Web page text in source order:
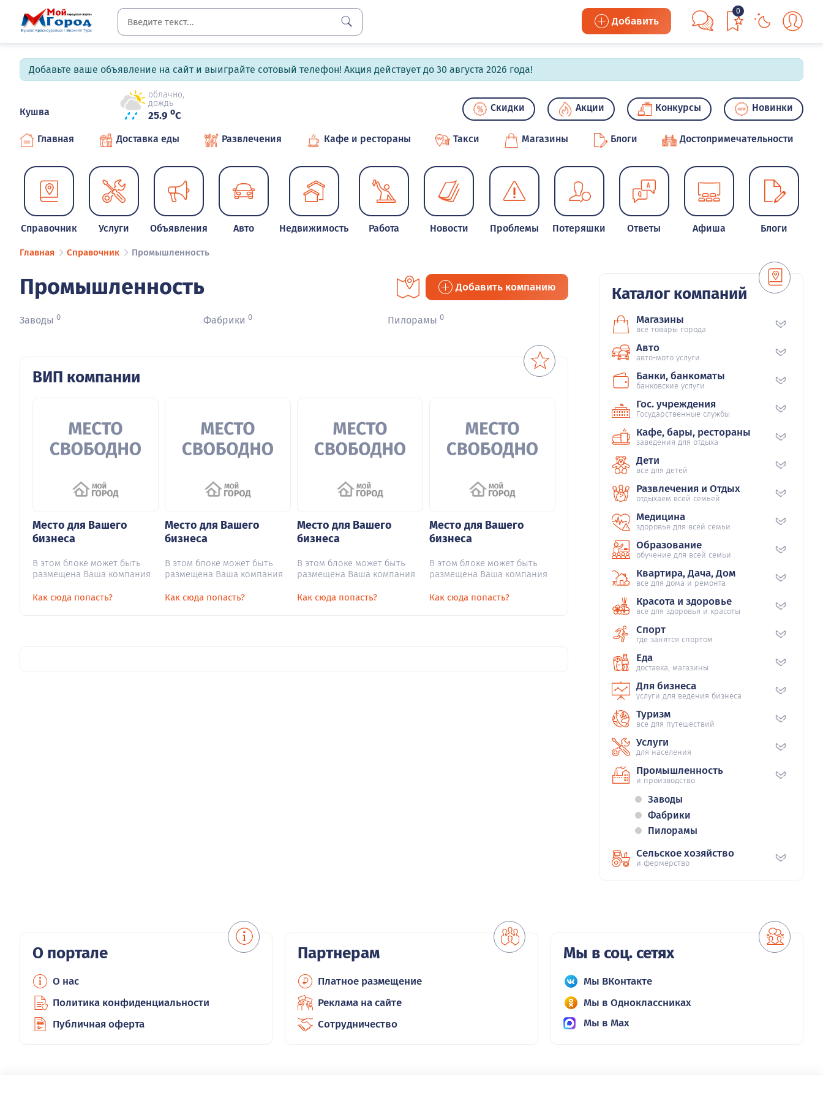
Добавить
0
Добавьте ваше объявление на сайт и выиграйте сотовый телефон! Акция действует до 30 августа 2026 года!
Кушва
облачно,
дождь
25.9 oC
Скидки Акции Конкурсы Новинки
Главная Доставка еды Развлечения Кафе и рестораны Такси Магазины Блоги Достопримечательности
Справочник Услуги Объявления Авто Недвижимость Работа Новости Проблемы Потеряшки Ответы Афиша Блоги
Главная Справочник Промышленность
Промышленность Добавить компанию
Заводы 0 Фабрики 0 Пилорамы 0
ВИП компании
Место для Вашего
бизнеса
В этом блоке может быть
размещена Ваша компания
Как сюда попасть?
Место для Вашего
бизнеса
В этом блоке может быть
размещена Ваша компания
Как сюда попасть?
Место для Вашего
бизнеса
В этом блоке может быть
размещена Ваша компания
Как сюда попасть?
Место для Вашего
бизнеса
В этом блоке может быть
размещена Ваша компания
Как сюда попасть?
Каталог компаний
Магазины
все товары города
Авто
авто-мото услуги
Банки, банкоматы
банковские услуги
Гос. учреждения
Государственные службы
Кафе, бары, рестораны
заведения для отдыха
Дети
все для детей
Развлечения и Отдых
отдыхаем всей семьей
Медицина
здоровье для всей семьи
Образование
обучение для всей семьи
Квартира, Дача, Дом
все для дома и ремонта
Красота и здоровье
все для здоровья и красоты
Спорт
где занятся спортом
Еда
доставка, магазины
Для бизнеса
услуги для ведения бизнеса
Туризм
все для путешествий
Услуги
для населения
Промышленность
и производство
Заводы
Фабрики
Пилорамы
Сельское хозяйство
и фермерство
О портале
О нас
Политика конфиденциальности
Публичная оферта
Партнерам
Платное размещение
Реклама на сайте
Сотрудничество
Мы в соц. сетях
Мы ВКонтакте
Мы в Одноклассниках
Мы в Max